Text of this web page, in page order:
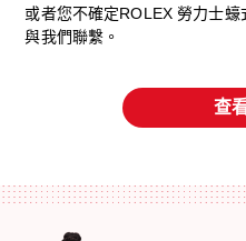
或者您不確定ROLEX 勞力士
與我們聯繫。
查